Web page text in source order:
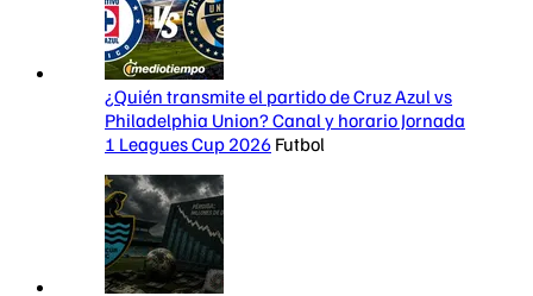
¿Quién transmite el partido de Cruz Azul vs
Philadelphia Union? Canal y horario Jornada
1 Leagues Cup 2026 Futbol